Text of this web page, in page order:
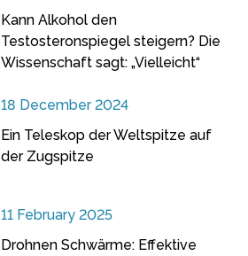
Kann Alkohol den
Testosteronspiegel steigern? Die
Wissenschaft sagt: „Vielleicht“
18 December 2024
Ein Teleskop der Weltspitze auf
der Zugspitze
11 February 2025
Drohnen Schwärme: Effektive